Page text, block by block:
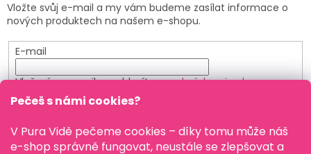
Pečeš s námi cookies?
V Pura Vidě pečeme cookies – díky tomu může náš
e-shop správně fungovat, neustále se zlepšovat a
Vložte svůj e-mail a my vám budeme zasílat informace o
nových produktech na našem e-shopu.
E-mail
Vložením e-mailu souhlasíte spodmínkami ochrany
osobních údajů
PŘIHLÁSIT SE